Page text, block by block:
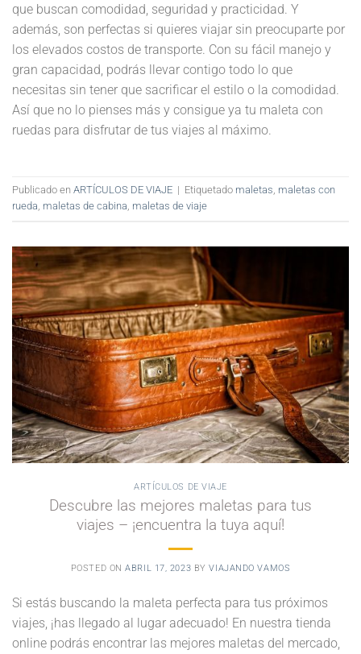
que buscan comodidad, seguridad y practicidad. Y
además, son perfectas si quieres viajar sin preocuparte por
los elevados costos de transporte. Con su fácil manejo y
gran capacidad, podrás llevar contigo todo lo que
necesitas sin tener que sacrificar el estilo o la comodidad.
Así que no lo pienses más y consigue ya tu maleta con
ruedas para disfrutar de tus viajes al máximo.
Publicado en ARTÍCULOS DE VIAJE | Etiquetado maletas, maletas con
rueda, maletas de cabina, maletas de viaje
ARTÍCULOS DE VIAJE
Descubre las mejores maletas para tus
viajes – ¡encuentra la tuya aquí!
POSTED ONABRIL 17, 2023 BYVIAJANDO VAMOS
Si estás buscando la maleta perfecta para tus próximos
viajes, ¡has llegado al lugar adecuado! En nuestra tienda
online podrás encontrar las mejores maletas del mercado,